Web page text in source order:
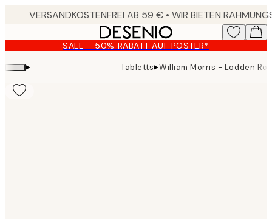
content.
SALE - 50% RABATT AUF POSTER*
▸ Tabletts▸William Morris - Lodden